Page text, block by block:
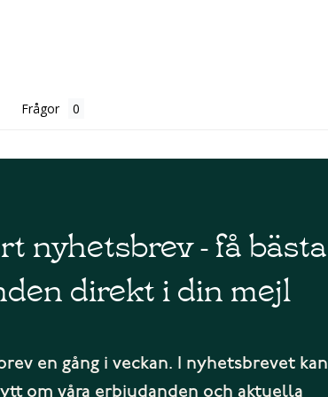
Frågor
nyhetsbrev - få bästa
direkt i din mejl
en gång i veckan. I nyhetsbrevet kan
om våra erbjudanden och aktuella